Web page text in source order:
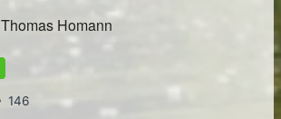
Thomas Homann
146